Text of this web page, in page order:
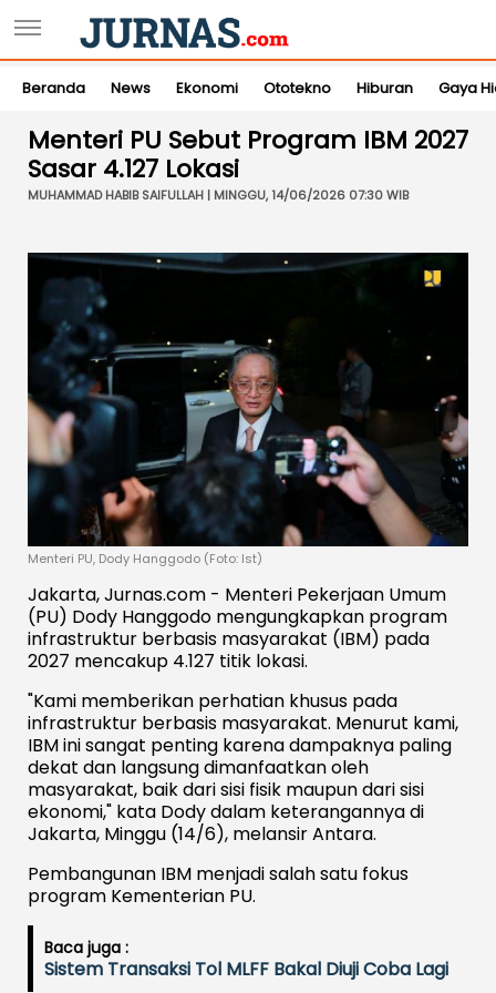
Beranda News Ekonomi Ototekno Hiburan Gaya
Menteri PU Sebut Program IBM 2027
Sasar 4.127 Lokasi
MUHAMMAD HABIB SAIFULLAH | MINGGU, 14/06/2026 07:30 WIB
Menteri PU, Dody Hanggodo (Foto: Ist)
Jakarta, Jurnas.com - Menteri Pekerjaan Umum
(PU) Dody Hanggodo mengungkapkan program
infrastruktur berbasis masyarakat (IBM) pada
2027 mencakup 4.127 titik lokasi.
"Kami memberikan perhatian khusus pada
infrastruktur berbasis masyarakat. Menurut kami,
IBM ini sangat penting karena dampaknya paling
dekat dan langsung dimanfaatkan oleh
masyarakat, baik dari sisi fisik maupun dari sisi
ekonomi," kata Dody dalam keterangannya di
Jakarta, Minggu (14/6), melansir Antara.
Pembangunan IBM menjadi salah satu fokus
program Kementerian PU.
Baca juga :
Sistem Transaksi Tol MLFF Bakal Diuji Coba Lagi